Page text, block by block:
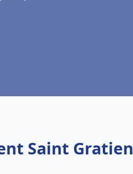
Saint Gratien